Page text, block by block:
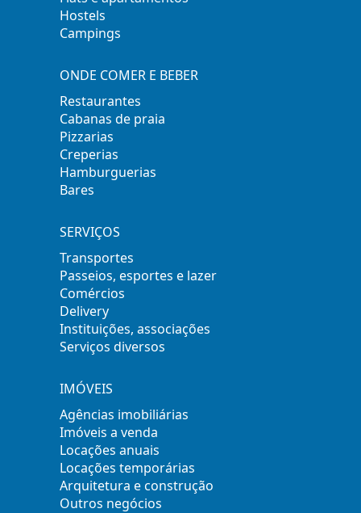
Hostels
Campings
ONDE COMER E BEBER
Restaurantes
Cabanas de praia
Pizzarias
Creperias
Hamburguerias
Bares
SERVIÇOS
Transportes
Passeios, esportes e lazer
Comércios
Delivery
Instituições, associações
Serviços diversos
IMÓVEIS
Agências imobiliárias
Imóveis a venda
Locações anuais
Locações temporárias
Arquitetura e construção
Outros negócios